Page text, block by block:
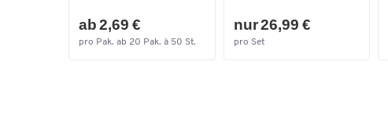
ab 2,69 €
pro Pak. ab 20 Pak. à 50 St.
nur 26,99 €
pro Set